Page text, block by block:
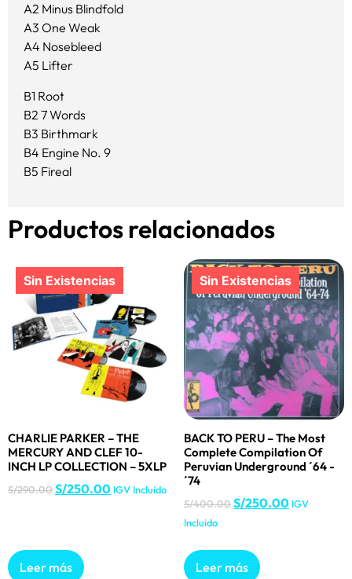
A2 Minus Blindfold
A3 One Weak
A4 Nosebleed
A5 Lifter
B1 Root
B2 7 Words
B3 Birthmark
B4 Engine No. 9
B5 Fireal
Productos relacionados
CHARLIE PARKER – THE
MERCURY AND CLEF 10-
INCH LP COLLECTION – 5XLP
S/290.00S/250.00 IGV Incluido
Leer más
BACK TO PERU – The Most
Complete Compilation Of
Peruvian Underground ´64 -
´74
S/400.00S/250.00 IGV
Incluido
Leer más